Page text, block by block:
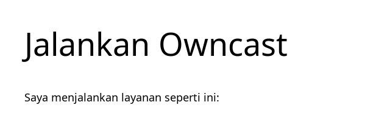
Jalankan Owncast
Saya menjalankan layanan seperti ini: